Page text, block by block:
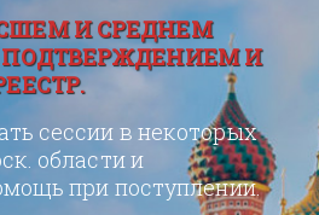
И СРЕДНЕМ
ПОДТВЕРЖДЕНИЕМ И
сессии в некоторых
области и
при поступлении.